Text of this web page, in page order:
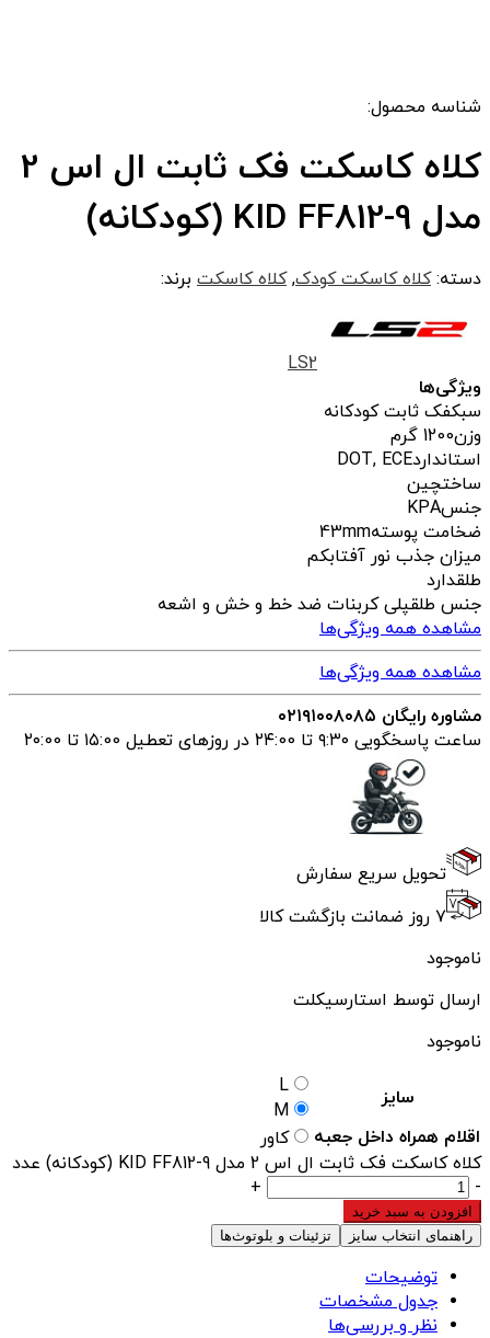
شناسه محصول:
کلاه کاسکت فک ثابت ال اس 2
مدل KID FF812-9 (کودکانه)
دسته:کلاه کاسکت کودک,کلاه کاسکت برند:
LS2
ویژگی‌ها
سبکفک ثابت کودکانه
وزن1200 گرم
استانداردDOT, ECE
ساختچین
جنسKPA
ضخامت پوسته43mm
میزان جذب نور آفتابکم
طلقدارد
جنس طلقپلی کربنات ضد خط و خش و اشعه
مشاهده همه ویژگی‌ها
مشاهده همه ویژگی‌ها
مشاوره رایگان ۰۲۱۹۱۰۰۸۰۸۵
ساعت پاسخگویی ۹:۳۰ تا ۲۴:00 در روزهای تعطیل ۱۵:00 تا ۲۰:00
تحویل سریع سفارش
۷ روز ضمانت بازگشت کالا
ناموجود
ارسال توسط استارسیکلت
ناموجود
سایز
L
M
اقلام همراه داخل جعبه
کاور
کلاه کاسکت فک ثابت ال اس 2 مدل KID FF812-9 (کودکانه) عدد
-
+
افزودن به سبد خرید
راهنمای انتخاب سایز
تزئینات و بلوتوث‌ها
توضیحات
جدول مشخصات
نظر و بررسی‌ها